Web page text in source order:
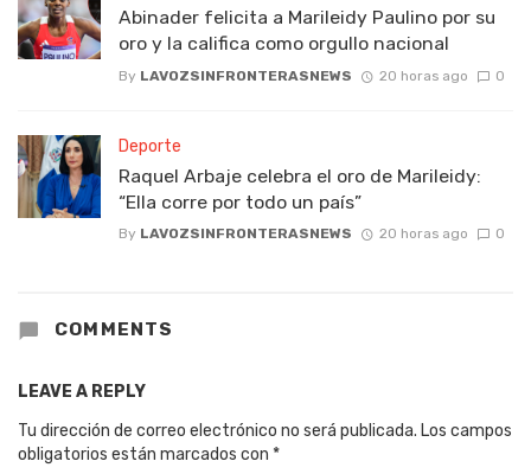
Abinader felicita a Marileidy Paulino por su
oro y la califica como orgullo nacional
By LAVOZSINFRONTERASNEWS 20 horas ago 0
Deporte
Raquel Arbaje celebra el oro de Marileidy:
“Ella corre por todo un país”
By LAVOZSINFRONTERASNEWS 20 horas ago 0
COMMENTS
LEAVE A REPLY
Tu dirección de correo electrónico no será publicada. Los campos
obligatorios están marcados con *